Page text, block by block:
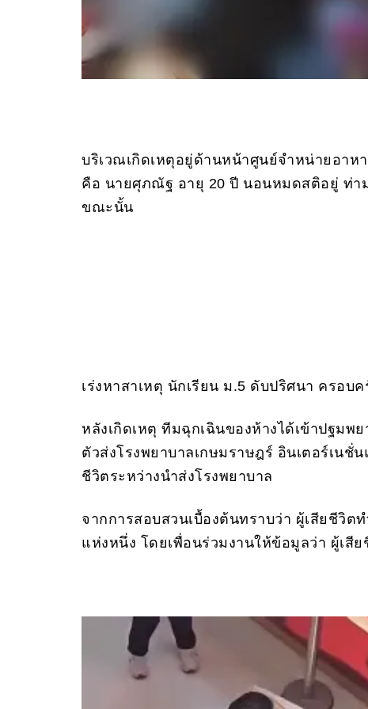
บริเวณเกิดเหตุอยู่ด้านหน้าศูนย์จำหน่ายอาห
คือ นายศุภณัฐ อายุ 20 ปี นอนหมดสติอยู่ ท่า
ขณะนั้น
เร่งหาสาเหตุ นักเรียน ม.5 ดับปริศนา ครอบ
หลังเกิดเหตุ ทีมฉุกเฉินของห้างได้เข้าปฐมพ
ตัวส่งโรงพยาบาลเกษมราษฎร์ อินเตอร์เน
ชีวิตระหว่างนำส่งโรงพยาบาล
จากการสอบสวนเบื้องต้นทราบว่า ผู้เสียชีวิต
แห่งหนึ่ง โดยเพื่อนร่วมงานให้ข้อมูลว่า ผู้เสี